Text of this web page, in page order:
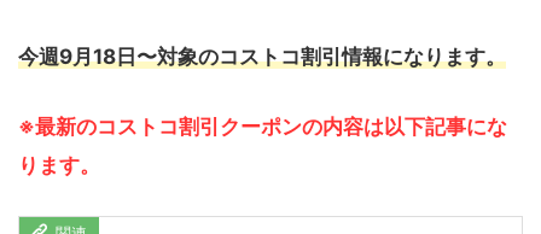
今週9月18日〜対象のコストコ割引情報になります。
※最新のコストコ割引クーポンの内容は以下記事にな
ります。